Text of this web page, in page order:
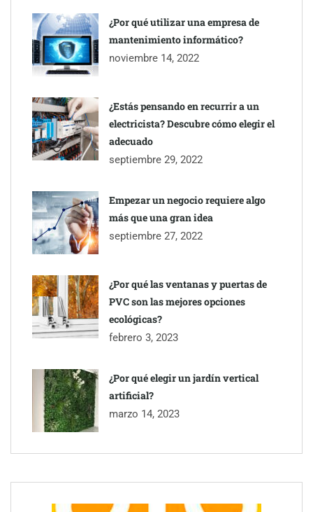
inmobiliarios: hasta 82% de ahorro por cobro
Gestoría Online reduce a unas horas el alta de autónomo
¿Por qué utilizar una empresa de
mantenimiento informático?
noviembre 14, 2022
¿Estás pensando en recurrir a un
electricista? Descubre cómo elegir el
adecuado
septiembre 29, 2022
Empezar un negocio requiere algo
más que una gran idea
septiembre 27, 2022
¿Por qué las ventanas y puertas de
PVC son las mejores opciones
ecológicas?
febrero 3, 2023
¿Por qué elegir un jardín vertical
artificial?
marzo 14, 2023